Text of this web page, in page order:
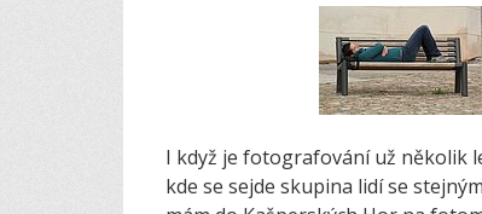
I když je fotografování už několik
kde se sejde skupina lidí se